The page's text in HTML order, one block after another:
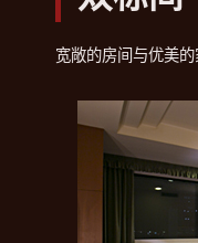
宽敞的房间与优美的